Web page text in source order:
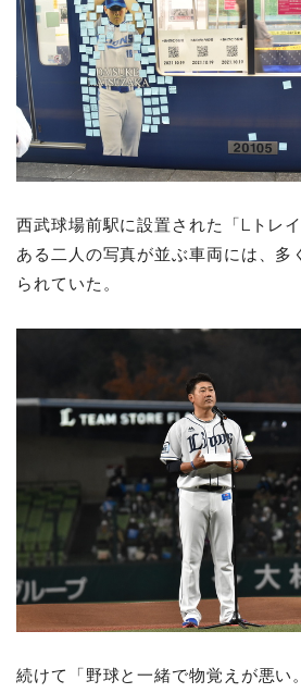
西武球場前駅に設置された「Lトレ
ある二人の写真が並ぶ車両には、多
られていた。
続けて「野球と一緒で物覚えが悪い